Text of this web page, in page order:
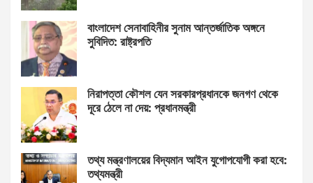
বাংলাদেশ সেনাবাহিনীর সুনাম আন্তর্জাতিক অঙ্গনে
সুবিদিত: রাষ্ট্রপতি
নিরাপত্তা কৌশল যেন সরকারপ্রধানকে জনগণ থেকে
দূরে ঠেলে না দেয়: প্রধানমন্ত্রী
তথ্য মন্ত্রণালয়ের বিদ্যমান আইন যুগোপযোগী করা হবে:
তথ্যমন্ত্রী